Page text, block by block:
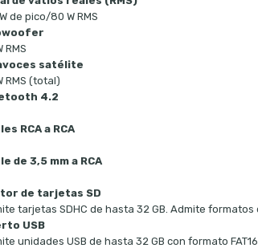
de pico/80 W RMS
RMS
satélite
RMS (total)
4.2
RCA a RCA
de 3,5 mm a RCA
de tarjetas SD
tarjetas SDHC de hasta 32 GB. Admite
USB
unidades USB de hasta 32 GB con formato